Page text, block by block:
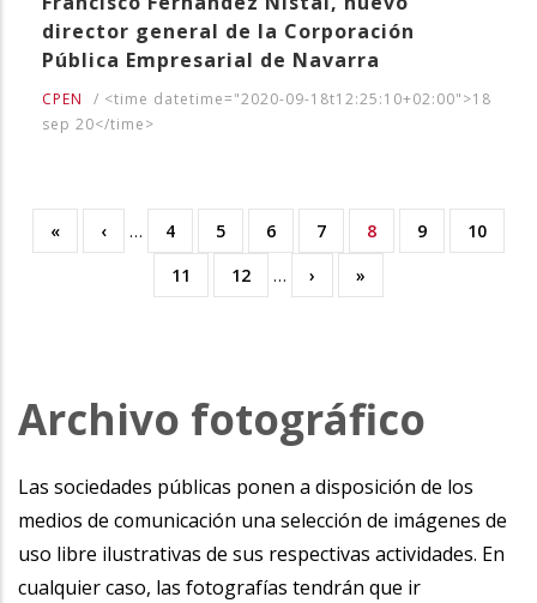
director general de la Corporación
Pública Empresarial de Navarra
CPEN / <time datetime="2020-09-18t12:25:10+02:00">18
sep 20</time>
Paginación
Primera
«
Página
anterior
‹ … Page
4 Page
5 Page
6 Page
7
Página
actual
8 Page
9 Page
10
Page
11 Page
12 …
Siguiente
›
Última
»
Archivo fotográfico
Las sociedades públicas ponen a disposición de los
medios de comunicación una selección de imágenes de
uso libre ilustrativas de sus respectivas actividades. En
cualquier caso, las fotografías tendrán que ir